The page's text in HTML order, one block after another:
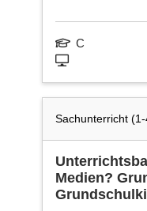
C
Sachunterricht (1-
Medien?